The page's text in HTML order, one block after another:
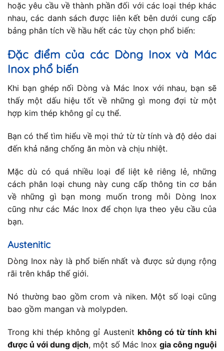
hoặc yêu cầu về thành phần đối với các loại thép khác
nhau, các danh sách được liên kết bên dưới cung cấp
bảng phân tích về hầu hết các tùy chọn phổ biến:
Đặc điểm của các Dòng Inox và Mác
Inox phổ biến
Khi bạn ghép nối Dòng và Mác Inox với nhau, bạn sẽ
thấy một dấu hiệu tốt về những gì mong đợi từ một
hợp kim thép không gỉ cụ thể.
Bạn có thể tìm hiểu về mọi thứ từ từ tính và độ dẻo dai
đến khả năng chống ăn mòn và chịu nhiệt.
Mặc dù có quá nhiều loại để liệt kê riêng lẻ, những
cách phân loại chung này cung cấp thông tin cơ bản
về những gì bạn mong muốn trong mỗi Dòng Inox
cũng như các Mác Inox để chọn lựa theo yêu cầu của
bạn.
Austenitic
Dòng Inox này là phổ biến nhất và được sử dụng rộng
rãi trên khắp thế giới.
Nó thường bao gồm crom và niken. Một số loại cũng
bao gồm mangan và molypden.
Trong khi thép không gỉ Austenit không có từ tính khi
được ủ với dung dịch, một số Mác Inox gia công nguội